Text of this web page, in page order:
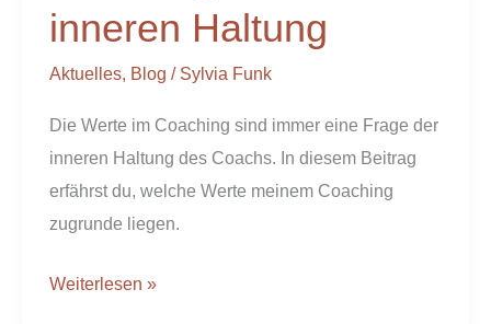
inneren Haltung
Aktuelles, Blog / Sylvia Funk
Die Werte im Coaching sind immer eine Frage der
inneren Haltung des Coachs. In diesem Beitrag
erfährst du, welche Werte meinem Coaching
zugrunde liegen.
der
Haltung
Weiterlesen »